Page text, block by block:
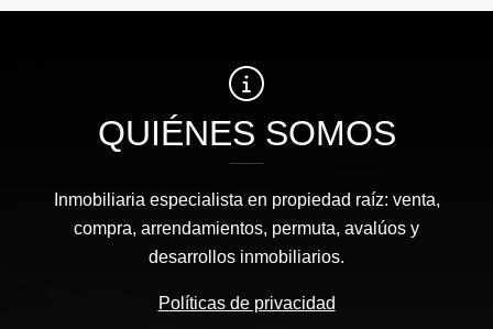
QUIÉNES SOMOS
Inmobiliaria especialista en propiedad raíz: venta,
compra, arrendamientos, permuta, avalúos y
desarrollos inmobiliarios.
Políticas de privacidad